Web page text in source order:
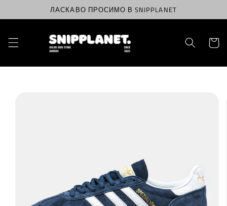
вмісту
ЛАСКАВО ПРОСИМО В SNIPPLANET